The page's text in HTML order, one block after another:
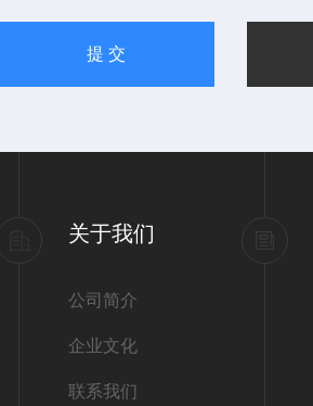
关于我们
公司简介
企业文化
联系我们